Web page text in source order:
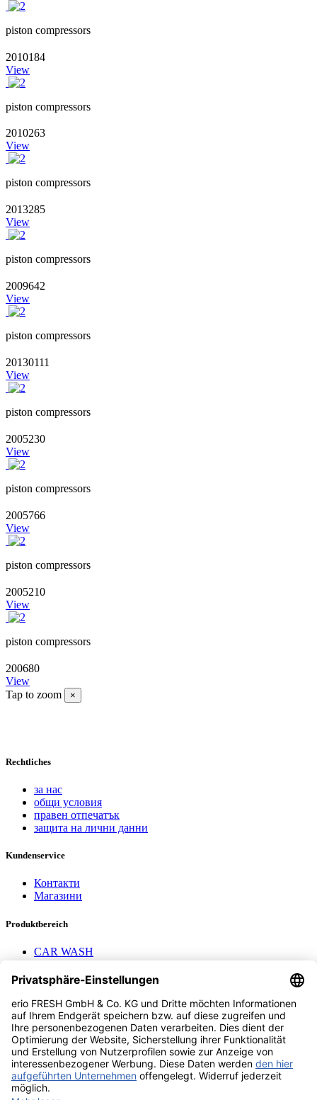
piston compressors
2010184
View
piston compressors
2010263
View
piston compressors
2013285
View
piston compressors
2009642
View
piston compressors
20130111
View
piston compressors
2005230
View
piston compressors
2005766
View
piston compressors
2005210
View
piston compressors
200680
View
Tap to zoom
×
Rechtliches
за нас
общи условия
правен отпечатък
защита на лични данни
Kundenservice
Контакти
Магазини
Produktbereich
CAR WASH
AEROTEC Compressors
Nayax Cashless
Contact us
erio FRESH GmbH & Co. KG
Stader Landstr. 7
28719 Bremen